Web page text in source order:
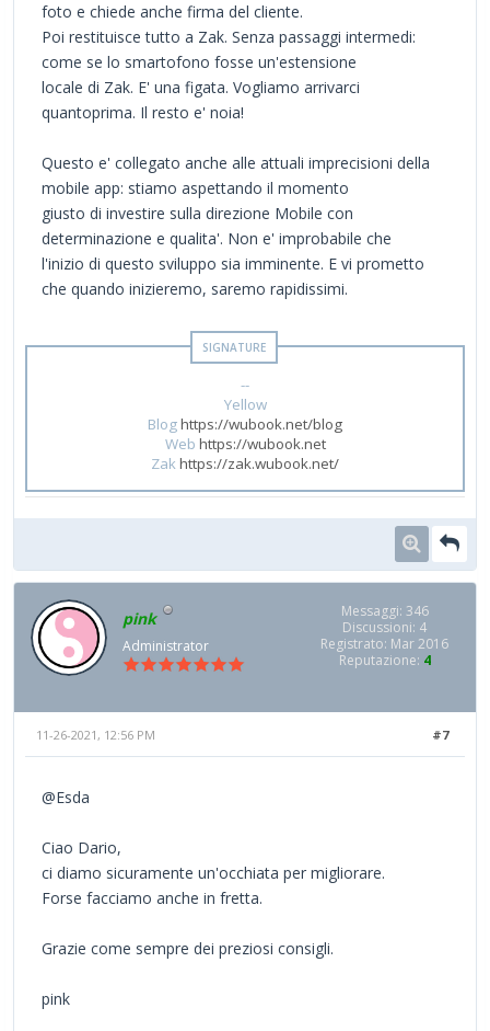
foto e chiede anche firma del cliente.
Poi restituisce tutto a Zak. Senza passaggi intermedi:
come se lo smartofono fosse un'estensione
locale di Zak. E' una figata. Vogliamo arrivarci
quantoprima. Il resto e' noia!
Questo e' collegato anche alle attuali imprecisioni della
mobile app: stiamo aspettando il momento
giusto di investire sulla direzione Mobile con
determinazione e qualita'. Non e' improbabile che
l'inizio di questo sviluppo sia imminente. E vi prometto
che quando inizieremo, saremo rapidissimi.
--
Yellow
Bloghttps://wubook.net/blog
Web https://wubook.net
Zakhttps://zak.wubook.net/
pink
Administrator
Messaggi: 346
Discussioni: 4
Registrato: Mar 2016
Reputazione: 4
#7
11-26-2021, 12:56 PM
@Esda
Ciao Dario,
ci diamo sicuramente un'occhiata per migliorare.
Forse facciamo anche in fretta.
Grazie come sempre dei preziosi consigli.
pink